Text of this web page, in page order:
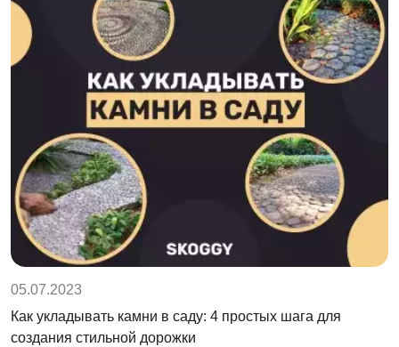
05.07.2023
Как укладывать камни в саду: 4 простых шага для
создания стильной дорожки